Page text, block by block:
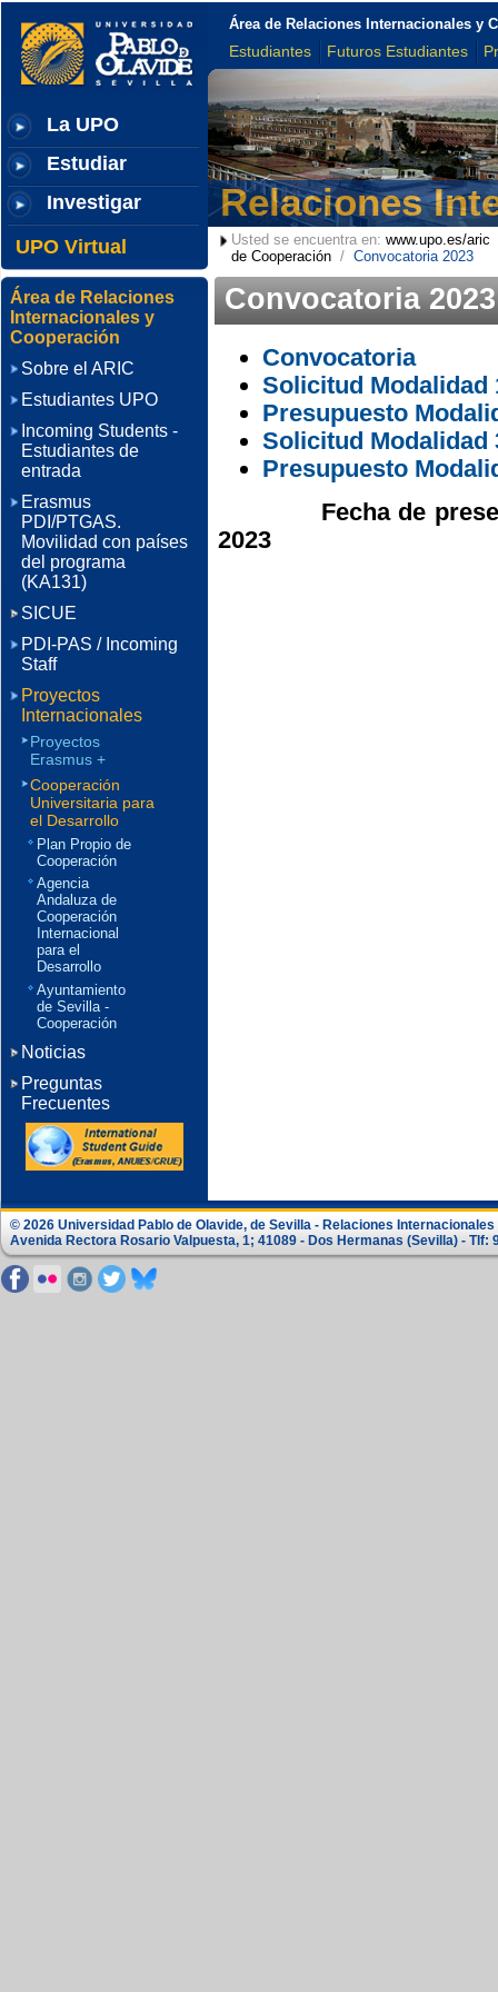
La UPO
Estudiar
Investigar
UPO Virtual
Área de Relaciones Internacionales y
Estudiantes Futuros Estudiantes
Relaciones
Usted se encuentra en: www.upo.es/aric
de Cooperación/ Convocatoria 2023
Convocatoria 2023
Convocatoria
Solicitud Modalidad
Presupuesto
Solicitud Modalidad
Presupuesto
Fecha de
2023
Área de Relaciones
Internacionales y
Cooperación
Sobre el ARIC
Estudiantes UPO
Incoming Students -
Estudiantes de
entrada
Erasmus
PDI/PTGAS.
Movilidad con países
del programa
(KA131)
SICUE
PDI-PAS / Incoming
Staff
Proyectos
Internacionales
Proyectos
Erasmus +
Cooperación
Universitaria para
el Desarrollo
Plan Propio de
Cooperación
Agencia
Andaluza de
Cooperación
Internacional
para el
Desarrollo
Ayuntamiento
de Sevilla -
Cooperación
Noticias
Preguntas
Frecuentes
© 2026 Universidad Pablo de Olavide, de Sevilla - Relaciones
Avenida Rectora Rosario Valpuesta, 1; 41089 - Dos Hermanas (Sevilla) - Tlf: